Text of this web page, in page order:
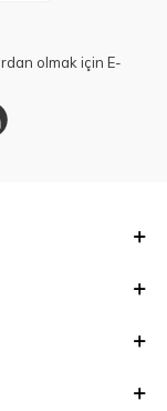
olmak için E-